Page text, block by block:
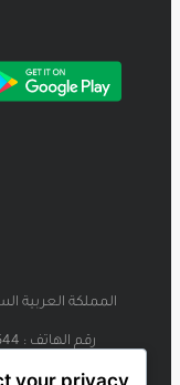
المملكة العربية
رقم الهاتف : 0163645544 – رقم الفاكس : 0163641219
your privacy